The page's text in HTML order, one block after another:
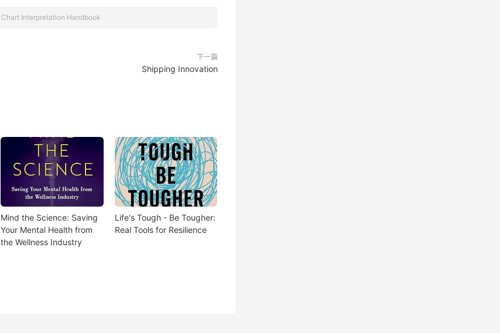
Chart Interpretation Handbook
下一篇
Shipping Innovation
Mind the Science: Saving
Your Mental Health from
the Wellness Industry
Life's Tough - Be Tougher:
Real Tools for Resilience